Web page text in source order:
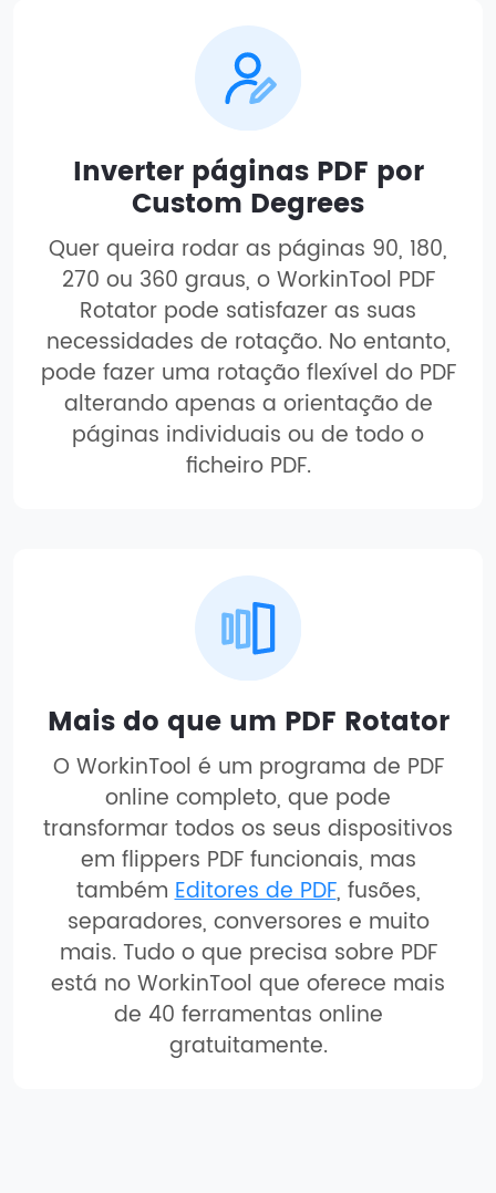
Inverter páginas PDF por
Custom Degrees
Quer queira rodar as páginas 90, 180,
270 ou 360 graus, o WorkinTool PDF
Rotator pode satisfazer as suas
necessidades de rotação. No entanto,
pode fazer uma rotação flexível do PDF
alterando apenas a orientação de
páginas individuais ou de todo o
ficheiro PDF.
Mais do que um PDF Rotator
O WorkinTool é um programa de PDF
online completo, que pode
transformar todos os seus dispositivos
em flippers PDF funcionais, mas
tambémEditores de PDF, fusões,
separadores, conversores e muito
mais. Tudo o que precisa sobre PDF
está no WorkinTool que oferece mais
de 40 ferramentas online
gratuitamente.